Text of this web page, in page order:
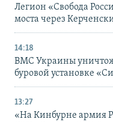
Легион «Свобода
моста через
14:18
ВМС Украины
буровой установке
13:27
«На Кинбурне армия